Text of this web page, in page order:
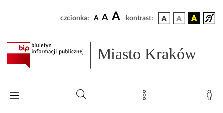
czcionka: A A A kontrast:
Miasto Kraków